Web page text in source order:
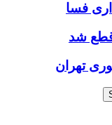
قطع شد
تهران